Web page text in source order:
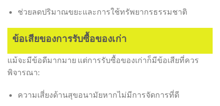
ช่วยลดปริมาณขยะและการใช้ทรัพยากรธรรมชาติ
ข้อเสียของการรับซื้อของเก่า
แม้จะมีข้อดีมากมาย แต่การรับซื้อของเก่าก็มีข้อเสียที่ควร
พิจารณา:
ความเสี่ยงด้านสุขอนามัยหากไม่มีการจัดการที่ดี